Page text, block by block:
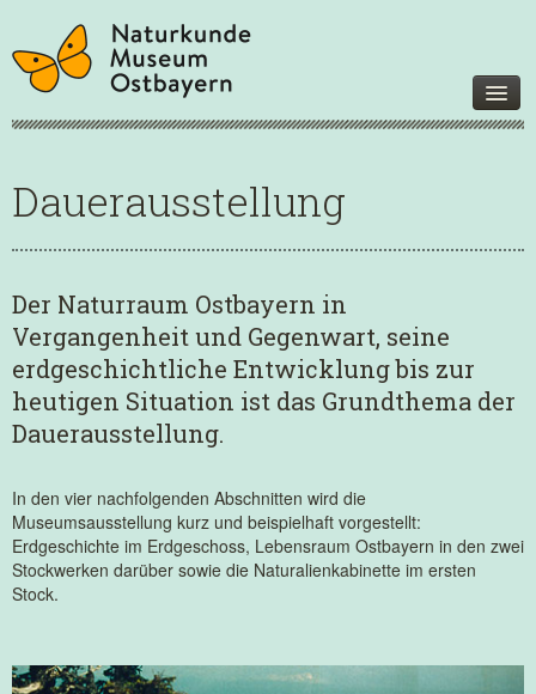
Besucherinfo
Unterstützen Sie uns
Ausstellungen
Dauerausstellungen
Sonderausstellungen
Für Kinder
Vorträge, Musik & Literatur
Dauerausstellung
Der Naturraum Ostbayern in
Vergangenheit und Gegenwart, seine
erdgeschichtliche Entwicklung bis zur
heutigen Situation ist das Grundthema der
Dauerausstellung.
In den vier nachfolgenden Abschnitten wird die
Museumsausstellung kurz und beispielhaft vorgestellt:
Erdgeschichte im Erdgeschoss, Lebensraum Ostbayern in den zwei
Stockwerken darüber sowie die Naturalienkabinette im ersten
Stock.